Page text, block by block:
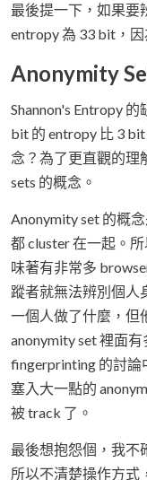
最後提一下，如果要
entropy 為 33 bit，因
Anonymity
Shannon's Entropy
bit 的 entropy 比 3
念？為了更直觀的理
sets 的概念。
Anonymity set 的概
都 cluster 在一起。
味著有非常多
蹤者就無法辨別個人
一個人做了什麼，但
anonymity set 裡面
fingerprinting 的討論
塞入大一點的
被 track 了。
最後想抱怨個，我不
所以不清楚操作方式